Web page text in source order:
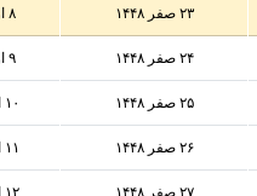
۲۳ صفر ۱۴۴۸ ۸ اوت ۲۰۲۶
۲۴ صفر ۱۴۴۸ ۹ اوت ۲۰۲۶
۲۵ صفر ۱۴۴۸ ۱۰ اوت ۲۰۲۶
۲۶ صفر ۱۴۴۸ ۱۱ اوت ۲۰۲۶
۲۷ صفر ۱۴۴۸ ۱۲ اوت ۲۰۲۶